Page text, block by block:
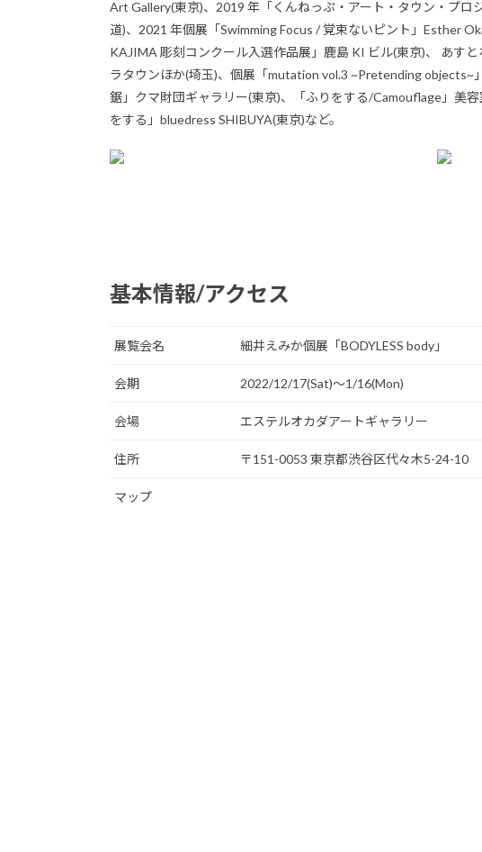
Art Gallery(東京)、2019 年「くんねっぷ・アート・タウン・プロ
道)、2021 年個展「Swimming Focus / 覚束ないピント」Esther
KAJIMA 彫刻コンクール入選作品展」鹿島 KI ビル(東京)、 あす
ラタウンほか(埼玉)、個展「mutation vol.3 ~Pretending objects~
鋸」クマ財団ギャラリー(東京)、「ふりをする/Camouflage」美
をする」bluedress SHIBUYA(東京)など。
基本情報/アクセス
展覧会名 細井えみか個展「BODYLESS body」
会期 2022/12/17(Sat)〜1/16(Mon)
会場 エステルオカダアートギャラリー
住所 〒151-0053 東京都渋谷区代々木5-24-10
マップ